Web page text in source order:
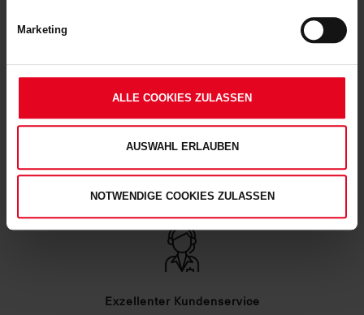
unbedingt erforderliche Cookies eingesetzt. Ihre etwaig erteilten
Einwilligungen können Sie jederzeit widerrufen. Weitere
Marketing
ALLE COOKIES ZULASSEN
AUSWAHL ERLAUBEN
NOTWENDIGE COOKIES ZULASSEN
Hohe Qualitätsstandards
Unser Produktsortiment unterliegt regelmäßigen
Qualitätskontrollen, um deinen und unseren hohen
Qualitätsstandards zu entsprechen.
Exzellenter Kundenservice